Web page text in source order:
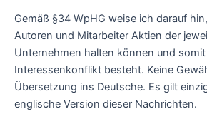
Gemäß §34 WpHG weise ich darauf
Autoren und Mitarbeiter Aktien der
Unternehmen halten können und
Interessenkonflikt besteht. Keine
Übersetzung ins Deutsche. Es gilt
englische Version dieser Nachrichten.